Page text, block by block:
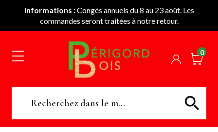
Informations :Congés annuels du 8 au 23 août. Les
commandes seront traitées à notre retour.
0